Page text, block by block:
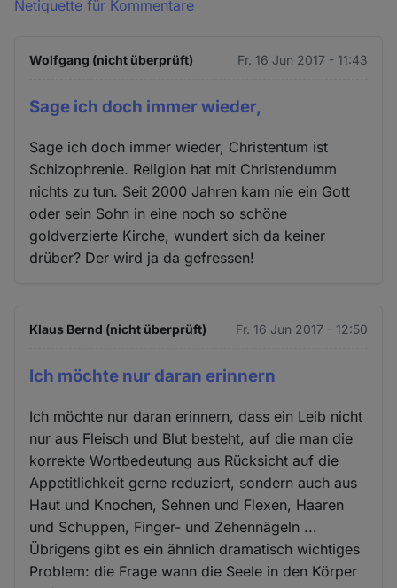
Netiquette für Kommentare
Wolfgang (nicht überprüft) Fr. 16 Jun 2017 - 11:43
Sage ich doch immer wieder,
Sage ich doch immer wieder, Christentum ist
Schizophrenie. Religion hat mit Christendumm
nichts zu tun. Seit 2000 Jahren kam nie ein Gott
oder sein Sohn in eine noch so schöne
goldverzierte Kirche, wundert sich da keiner
drüber? Der wird ja da gefressen!
Klaus Bernd (nicht überprüft) Fr. 16 Jun 2017 - 12:50
Ich möchte nur daran erinnern
Ich möchte nur daran erinnern, dass ein Leib nicht
nur aus Fleisch und Blut besteht, auf die man die
korrekte Wortbedeutung aus Rücksicht auf die
Appetitlichkeit gerne reduziert, sondern auch aus
Haut und Knochen, Sehnen und Flexen, Haaren
und Schuppen, Finger- und Zehennägeln ...
Übrigens gibt es ein ähnlich dramatisch wichtiges
Problem: die Frage wann die Seele in den Körper